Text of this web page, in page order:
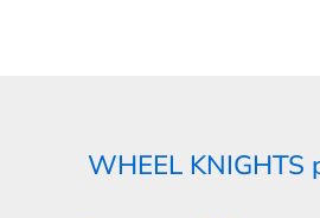
WHEEL KNIGHTS